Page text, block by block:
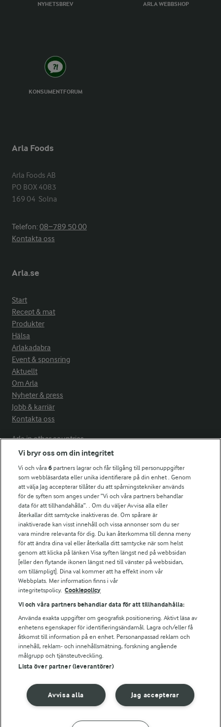
NYHETSBREV ARLA WEBBSHOP
KONSUMENTFORUM
Arla Foods
Arla Foods AB
PO BOX 4083
169 04  Solna
Telefon:08−789 50 00
Kontakta oss
Arla.se
Start
Recept & mat
Produkter
Hälsa
Arlakadabra
Event & sponsring
Aktuellt
Om Arla
Nyheter & press
Jobb & karriär
Kontakta oss
Arla in other countries
Fler Arlasajter
För ägare
Arlas kundportal
Arla.com
Falbygdens Ost
Arla webbshop
Bildbank
Följ oss
© 2026 Arla Foods
Ändra cookie-inställningar
Vi bryr oss om din integritet
Vi och våra6 partners lagrar och får tillgång till personuppgifter
som webbläsardata eller unika identifierare på din enhet . Genom
att välja Jag accepterar tillåter du att spårningstekniker används
för de syften som anges under ”Vi och våra partners behandlar
data för att tillhandahålla”. . Om du väljer Avvisa alla eller
återkallar ditt samtycke inaktiveras de. Om spårare är
inaktiverade kan visst innehåll och vissa annonser som du ser
vara mindre relevanta för dig. Du kan återkomma till denna meny
för att ändra dina val eller återkalla ditt samtycke när som helst
genom att klicka på länken Visa syften längst ned på webbsidan
[eller den flytande ikonen längst ned till vänster på webbsidan,
om tillämpligt]. Dina val kommer att ha effekt inom vår
Webbplats. Mer information finns i vår
integritetspolicy. Cookiepolicy
Vi och våra partners behandlar data för att tillhandahålla:
Använda exakta uppgifter om geografisk positionering. Aktivt läsa av
enhetens egenskaper för identifieringsändamål. Lagra och/eller få
åtkomst till information på en enhet. Personanpassad reklam och
innehåll, reklam- och innehållsmätning, forskning angående
målgrupp och tjänsteutveckling.
Lista över partner (leverantörer)
Jag accepterar
Avvisa alla